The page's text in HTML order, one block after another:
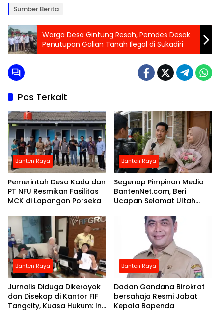
Sumber Berita
Warga Desa Gintung Resah, Pemdes Desak
Penutupan Galian Tanah Ilegal di Sukadiri
Pos Terkait
Banten Raya
Pemerintah Desa Kadu dan
PT NFU Resmikan Fasilitas
MCK di Lapangan Porseka
Banten Raya
Segenap Pimpinan Media
BantenNet.com, Beri
Ucapan Selamat Ultah
Banten Raya
Jurnalis Diduga Dikeroyok
dan Disekap di Kantor FIF
Tangcity, Kuasa Hukum: Ini
Banten Raya
Dadan Gandana Birokrat
bersahaja Resmi Jabat
Kepala Bapenda